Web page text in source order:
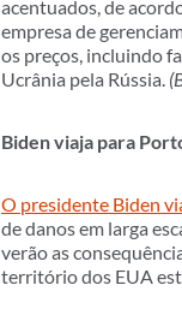
acentuados, de
empresa de
os preços, incluindo
Ucrânia pela Rússia.
Biden viaja para
O presidente Biden
de danos em larga
verão as
território dos EUA